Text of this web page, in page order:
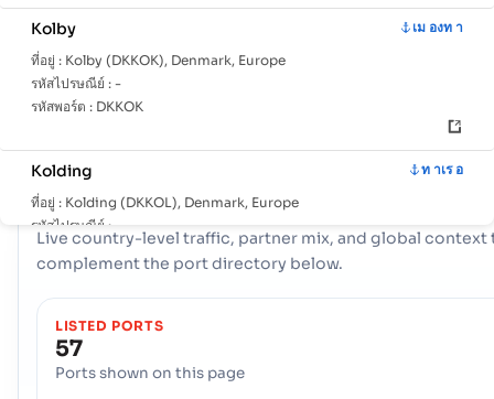
Kolby
เม องท า
ที่อยู่ : Kolby (DKKOK), Denmark, Europe
รหัสไปรษณีย์ : -
รหัสพอร์ต : DKKOK
Kolding
ท าเร อ
ที่อยู่ : Kolding (DKKOL), Denmark, Europe
รหัสไปรษณีย์ :
รหัสพอร์ต :DKKOL
Korsor
ที่อยู่ :Korsor (DKKRR), Denmark, Europe
รหัสไปรษณีย์ :-
ด้วยเครือข่ายที่ครอบคลุมของ 57 พอร์ต, Denmark มีโครงสร้างพื้นฐ
ทางทะเลที่ทรงพลังฮับกุญแจเช่น Aabenraa, Aalbaek (DK),
บทบาทในการจัดการการค้าจำนวนมาก นำเสนอตัวเลือกโลจิสติกส์ที่ห
หลาย และสร้างความยืดหยุ่นในการเชื่อมต่อกับช่องทางการขนส่งระห
COUNTRY SNAPSHOT
Denmarkport and trade overview
Live country-level traffic, partner mix, and global context
complement the port directory below.
LISTED PORTS
57
Ports shown on this page